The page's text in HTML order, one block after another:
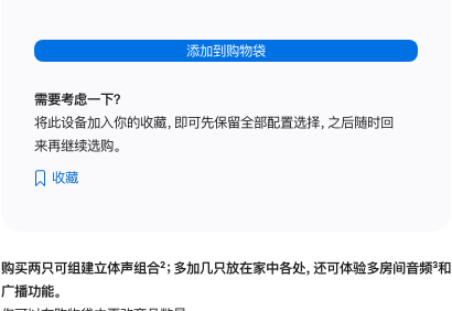
添加到购物袋
需要考虑一下？
将此设备加入你的收藏，即可先保留全部配置选择，之后随时回
来再继续选购。
收藏
购买两只可组建立体声组合脚
²；多加几只放在家中各处，还可体验多‍房‍间音频脚
³和
广播功能。